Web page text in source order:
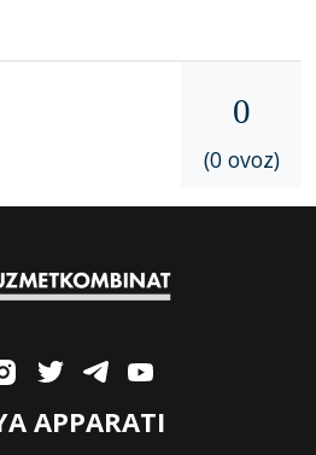
0
(0 ovoz)
APPARATI